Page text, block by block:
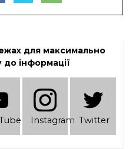
для максимально
інформації
Instagram Twitter